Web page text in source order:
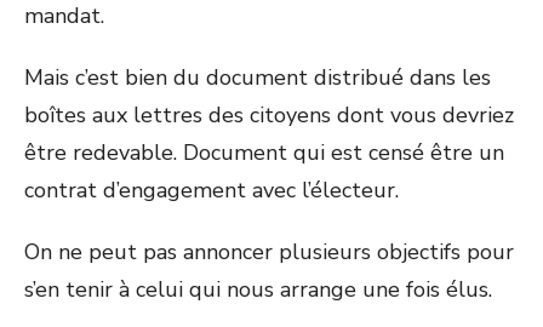
mandat.
Mais c’est bien du document distribué dans les
boîtes aux lettres des citoyens dont vous devriez
être redevable. Document qui est censé être un
contrat d’engagement avec l’électeur.
On ne peut pas annoncer plusieurs objectifs pour
s’en tenir à celui qui nous arrange une fois élus.